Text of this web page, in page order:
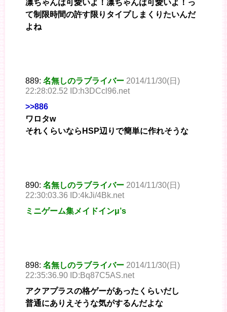
凛ちゃんは可愛いよ！凛ちゃんは可愛いよ！っ
て制限時間の許す限りタイプしまくりたいんだ
よね
889: 名無しのラブライバー 2014/11/30(日)
22:28:02.52 ID:h3DCcl96.net
>>886
ワロタw
それくらいならHSP辺りで簡単に作れそうな
890: 名無しのラブライバー 2014/11/30(日)
22:30:03.36 ID:4kJi/4Bk.net
ミニゲーム集メイドインμ’s
898: 名無しのラブライバー 2014/11/30(日)
22:35:36.90 ID:Bq87C5AS.net
アクアプラスの格ゲーがあったくらいだし
普通にありえそうな気がするんだよな